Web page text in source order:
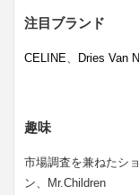
注目ブランド
CELINE、 Dries Van
趣味
市場調査を兼ねたシ
ン、Mr.Children